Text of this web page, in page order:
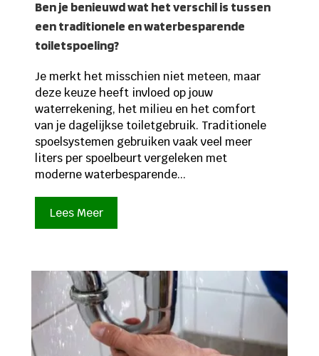
Ben je benieuwd wat het verschil is tussen
een traditionele en waterbesparende
toiletspoeling?
Je merkt het misschien niet meteen, maar
deze keuze heeft invloed op jouw
waterrekening, het milieu en het comfort
van je dagelijkse toiletgebruik. Traditionele
spoelsystemen gebruiken vaak veel meer
liters per spoelbeurt vergeleken met
moderne waterbesparende...
Lees Meer